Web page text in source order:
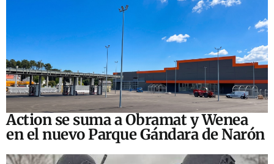
Action se suma a Obramat y Wenea
en el nuevo Parque Gándara de Narón